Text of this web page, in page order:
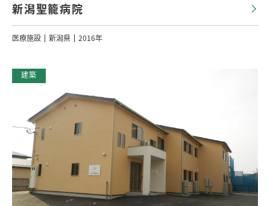
新潟聖籠病院
医療施設 新潟県 2016年